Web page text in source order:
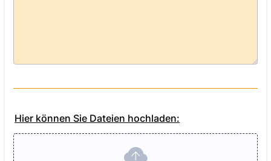
Hier können Sie Dateien hochladen: